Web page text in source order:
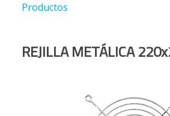
Productos
REJILLA METÁLICA